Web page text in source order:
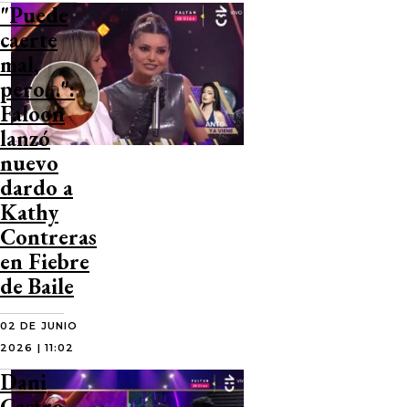
"Puede
caerte
mal,
pero…":
Faloon
lanzó
nuevo
dardo a
Kathy
Contreras
en Fiebre
de Baile
02 DE JUNIO
2026 | 11:02
Dani